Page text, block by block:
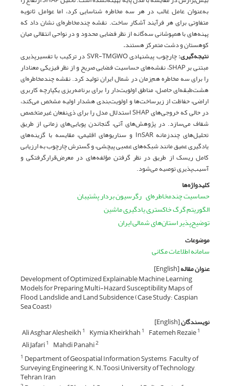
به‌عنوان عامل غالب در هر سه مخاطره شناسایی کرد، اما عوامل ثانویه
متفاوتی برای هر فرآیند آشکار ساخت. نقشه چندمخاطره‌ای نشان داد که
پهنه‌های با همپوشانی سه‌گانه از نظر فضایی محدود و در نواحی انتقالی میان
کوهستان و دشت متمرکز هستند.
نتیجه‌گیری:
چارچوب پیشنهادی SVR-TMGWO در ترکیب با تفسیرپذیری
مبتنی بر SHAP، نقشه‌های حساسیت فضایی صریح و از نظر فیزیکی معنادار
را برای سه مخاطره هم‌زمان در شمال ایران تولید کرد. نقشه چندمخاطره‌ای
هشت‌طبقه‌ای حاصل، مناطق اولویت‌دار را برای برنامه‌ریزی یکپارچه کاربری
اراضی، حفاظت از زیرساخت‌ها و اولویت‌بندی هشدار اولیه مشخص می‌کند،
در حالی که خروجی‌های SHAP استدلال مدل را برای ذی‌نفعان غیرمتخصص
شفاف می‌سازد. در پژوهش‌های آتی، گنجاندن پویایی‌های زمانی از طریق
تحلیل‌های چندزمانه InSAR و سناریوهای اقلیمی، مقایسه با گزینه‌های
یادگیری عمیق مانند شبکه‌های عصبی پیچشی، و گسترش چارچوب به ارزیابی
کامل ریسک از طریق در نظر گرفتن مؤلفه‌های در معرض‌قرارگرفتگی و
آسیب‌پذیری توصیه می‌شود.
کلیدواژه‌ها
حساسیت چندمخاطره‌ای رگرسیون بردار پشتیبان
الگوریتم گرگ خاکستری یادگیری ماشین
توضیح‌پذیر استان‌های شمالی ایران
موضوعات
سامانه اطلاعات مکانی
عنوان مقاله[English]
Development of Optimized Explainable Machine Learning
Models for Preparing Multi-Hazard Susceptibility Maps of
Flood, Landslide, and Land Subsidence (Case Study: Caspian
Sea Coast)
نویسندگان[English]
Ali Asghar Alesheikh 1 Kymia Kheirkhah 1 Fatemeh Rezaie1
Ali Jafari1 Mahdi Panahi2
1 Department of Geospatial Information Systems , Faculty of
Surveying Engineering, K. N.Toosi University of Technology,
Tehran, Iran